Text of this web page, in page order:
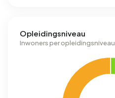
Opleidingsniveau
Inwoners per opleidingsniveau